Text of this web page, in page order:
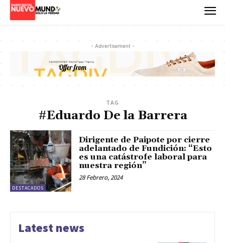
- Advertisement -
TAG
#Eduardo De la Barrera
DESTACADOS
Dirigente de Paipote por cierre
adelantado de Fundición: “Esto
es una catástrofe laboral para
nuestra región”
28 Febrero, 2024
Latest news